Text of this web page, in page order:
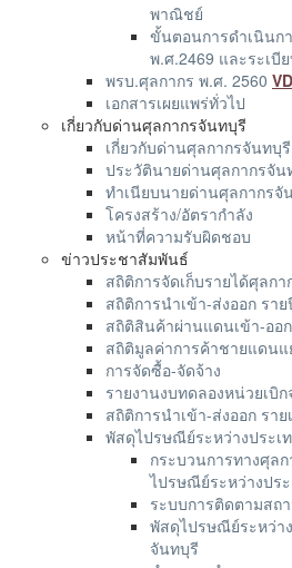
พาณิชย์
ขั้นตอนการดำเนินก
พ.ศ.2469 และระเบี
พรบ.ศุลกากร พ.ศ. 2560
เอกสารเผยแพร่ทั่วไป
เกี่ยวกับด่านศุลกากรจันทบุรี
เกี่ยวกับด่านศุลกากรจันทบุรี
ประวัตินายด่านศุลกากรจัน
ทำเนียบนายด่านศุลกากรจั
โครงสร้าง/อัตรากำลัง
หน้าที่ความรับผิดชอบ
ข่าวประชาสัมพันธ์
สถิติการจัดเก็บรายได้ศุลก
สถิติการนำเข้า-ส่งออก ราย
สถิติสินค้าผ่านแดนเข้า-ออก
สถิติมูลค่าการค้าชายแดนแ
การจัดซื้อ-จัดจ้าง
รายงานงบทดลองหน่วยเบิก
สถิติการนำเข้า-ส่งออก ราย
พัสดุไปรษณีย์ระหว่างประเ
กระบวนการทางศุล
ไปรษณีย์ระหว่างปร
ระบบการติดตามสถ
พัสดุไปรษณีย์ระหว่า
จันทบุรี